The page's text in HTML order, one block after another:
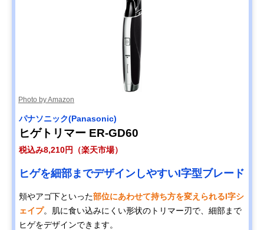
Photo by Amazon
パナソニック(Panasonic)
ヒゲトリマー ER-GD60
税込み8,210円（楽天市場）
ヒゲを細部までデザインしやすいI字型ブレード
頬やアゴ下といった部位にあわせて持ち方を変えられるI字シ
ェイプ。肌に食い込みにくい形状のトリマー刃で、細部まで
ヒゲをデザインできます。